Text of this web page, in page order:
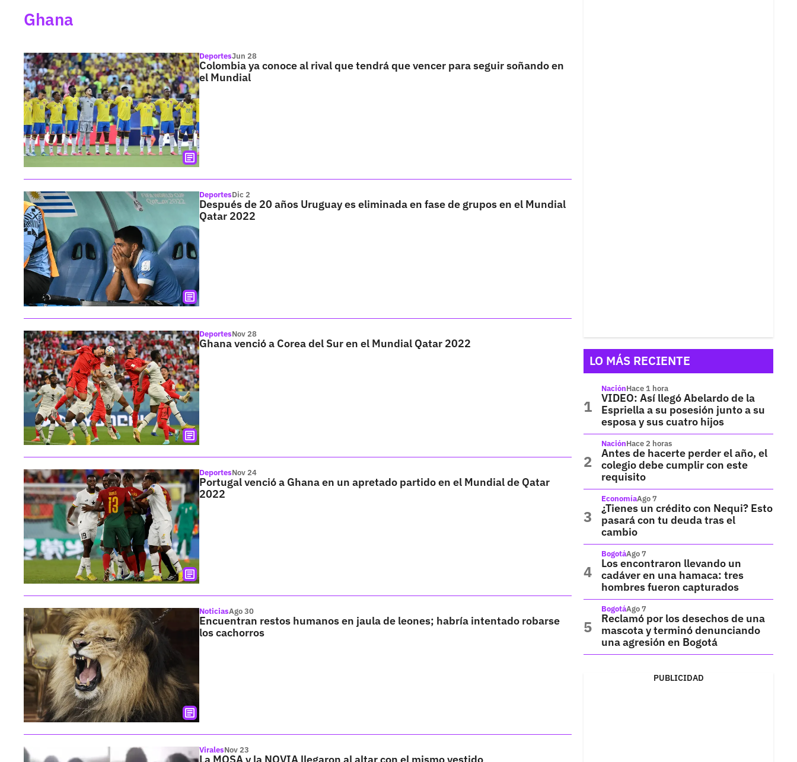
Ghana
DeportesJun 28
Colombia ya conoce al rival que tendrá que vencer para seguir soñando en
el Mundial
DeportesDic 2
Después de 20 años Uruguay es eliminada en fase de grupos en el Mundial
Qatar 2022
DeportesNov 28
Ghana venció a Corea del Sur en el Mundial Qatar 2022
DeportesNov 24
Portugal venció a Ghana en un apretado partido en el Mundial de Qatar
2022
NoticiasAgo 30
Encuentran restos humanos en jaula de leones; habría intentado robarse
los cachorros
ViralesNov 23
LO MÁS RECIENTE
NaciónHace 1 hora
VIDEO: Así llegó Abelardo de la
Espriella a su posesión junto a su
esposa y sus cuatro hijos
NaciónHace 2 horas
Antes de hacerte perder el año, el
colegio debe cumplir con este
requisito
EconomíaAgo 7
¿Tienes un crédito con Nequi? Esto
pasará con tu deuda tras el
cambio
BogotáAgo 7
Los encontraron llevando un
cadáver en una hamaca: tres
hombres fueron capturados
BogotáAgo 7
Reclamó por los desechos de una
mascota y terminó denunciando
una agresión en Bogotá
PUBLICIDAD